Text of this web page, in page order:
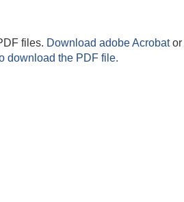
files. Download adobe Acrobator
download the PDF file.